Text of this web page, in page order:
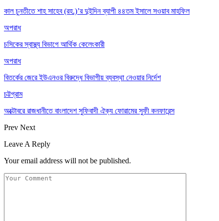
কাল চুনতীতে শাহ সাহেব (রহ.)’র দুইদিন ব্যাপী ৪৪তম ইসালে সওয়াব মাহফিল
অপরাধ
চসিকের স্বাস্থ্য বিভাগে আর্থিক কেলেংকারী
অপরাধ
বিতর্কের জেরে ইউএনওর বিরুদ্ধে বিভাগীয় ব্যবস্থা নেওয়ার নির্দেশ
চট্টগ্রাম
অক্টোবরে রাজধানীতে বাংলাদেশ সুফিবাদী ঐক্য ফোরামের সুফী কনফারেন্স
Prev Next
Leave A Reply
Your email address will not be published.